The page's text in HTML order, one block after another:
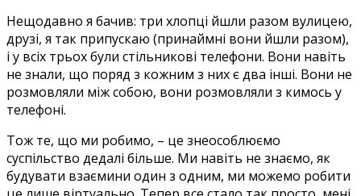
Нещодавно я бачив: три хлопці йшли разом вулицею,
друзі, я так припускаю (принаймні вони йшли разом),
і у всіх трьох були стільникові телефони. Вони навіть
не знали, що поряд з кожним з них є два інші. Вони не
розмовляли між собою, вони розмовляли з кимось у
телефоні.
Тож те, що ми робимо, – це знеособлюємо
суспільство дедалі більше. Ми навіть не знаємо, як
будувати взаємини один з одним, ми можемо робити